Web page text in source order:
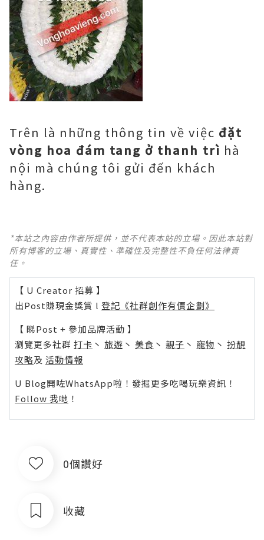
Trên là những thông tin về việc đặt
vòng hoa đám tang ở thanh trì hà
nội mà chúng tôi gửi đến khách
hàng.
*本站之內容由作者所提供，並不代表本站的立場。因此本站對
所有博客的立場、真實性、準確性及完整性不負任何法律責
任。
【 U Creator 招募 】
出Post賺現金獎賞 l 登記《社群創作有價企劃》
【 睇Post + 參加品牌活動 】
瀏覽更多社群 打卡 丶 旅遊 丶 美食 丶 親子 丶 寵物 丶 扮靚
攻略及 活動情報
U Blog開咗WhatsApp啦！發掘更多吃喝玩樂資訊！
Follow 我哋 ！
0個讚好
收藏